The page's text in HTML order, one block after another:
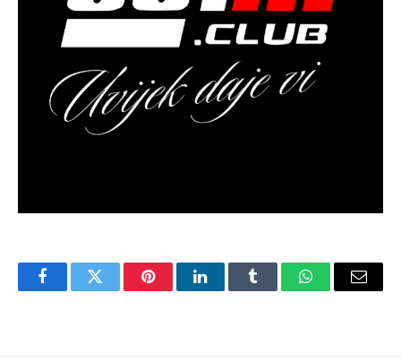
FacebookTwitter PinterestLinkedInTumblr WhatsAppEmail